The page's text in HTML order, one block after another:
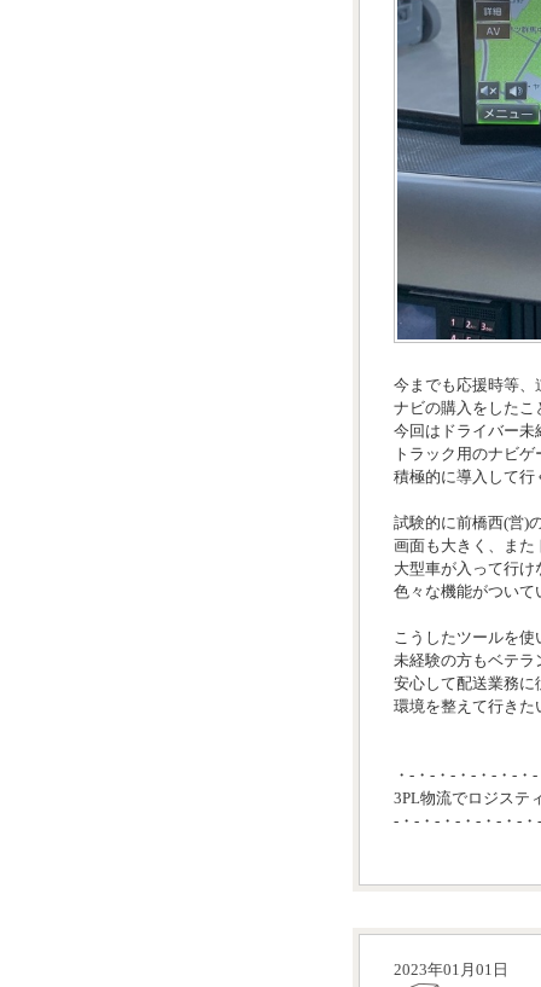
今までも応援時等、
ナビの購入をしたこ
今回はドライバー未
トラック用のナビゲ
積極的に導入して行
試験的に前橋西(営)
画面も大きく、また
大型車が入って行
色々な機能がついて
こうしたツールを使
未経験の方もベテラ
安心して配送業務に
環境を整えて行きた
・-・-・-・-・-・-
3PL物流でロジステ
-・-・-・-・-・-・-
2023年01月01日